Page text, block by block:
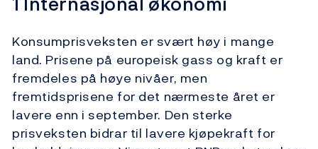
Konsumprisveksten er svært høy i mange
land. Prisene på europeisk gass og kraft er
fremdeles på høye nivåer, men
fremtidsprisene for det nærmeste året er
lavere enn i september. Den sterke
prisveksten bidrar til lavere kjøpekraft for